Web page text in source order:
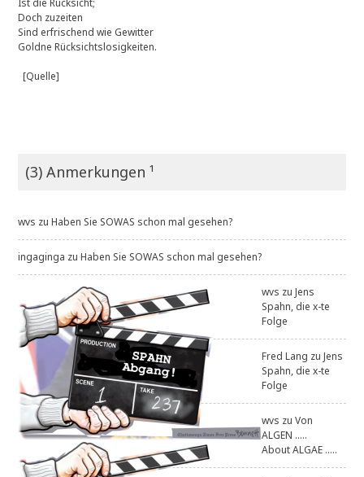
Ist die Rücksicht;
Doch zuzeiten
Sind erfrischend wie Gewitter
Goldne Rücksichtslosigkeiten.
[Quelle]
(3) Anmerkungen ¹
wvs zuHaben Sie SOWAS schon mal gesehen?
ingaginga zuHaben Sie SOWAS schon mal gesehen?
wvs zuJens
Spahn, die x-te
Folge
Fred Lang zuJens
Spahn, die x-te
Folge
wvs zuVon
ALGEN .....
About ALGAE .....